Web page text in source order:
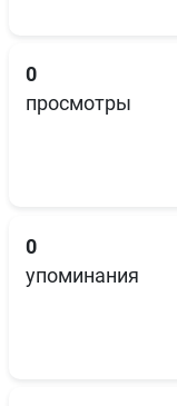
0
просмотры
0
упоминания